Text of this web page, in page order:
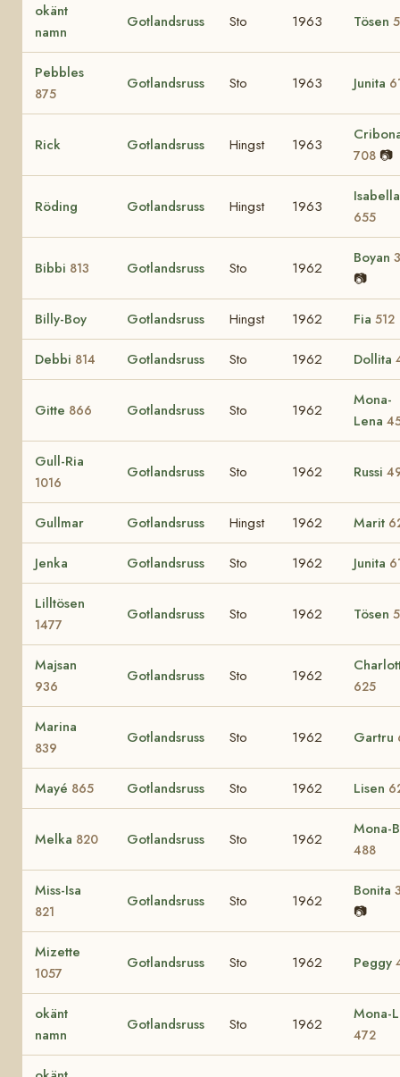
okänt
namn
Gotlandsruss Sto 1963 Tösen
Pebbles
875
Gotlandsruss Sto 1963 Junita
Rick Gotlandsruss Hingst 1963
708 📷
Röding Gotlandsruss Hingst 1963
Isabella
655
Bibbi 813 Gotlandsruss Sto 1962
Boyan
📷
Billy-Boy Gotlandsruss Hingst 1962 Fia 512
Debbi 814 Gotlandsruss Sto 1962 Dollita
Gitte 866 Gotlandsruss Sto 1962
Mona-
Lena
Gull-Ria
1016
Gotlandsruss Sto 1962 Russi
Gullmar Gotlandsruss Hingst 1962 Marit
Jenka Gotlandsruss Sto 1962 Junita
Lilltösen
1477
Gotlandsruss Sto 1962 Tösen
Majsan
936
Gotlandsruss Sto 1962
625
Marina
839
Gotlandsruss Sto 1962 Gartru
Mayé 865 Gotlandsruss Sto 1962 Lisen
Melka 820 Gotlandsruss Sto 1962
Mona-
488
Miss-Isa
821
Gotlandsruss Sto 1962
Bonita
📷
Mizette
1057
Gotlandsruss Sto 1962 Peggy
okänt
namn
Gotlandsruss Sto 1962
Mona-
472